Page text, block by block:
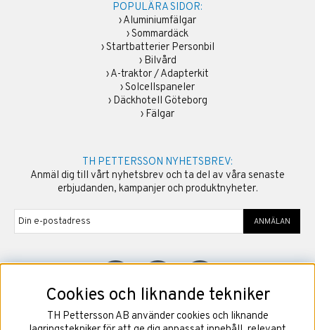
POPULÄRA SIDOR:
›Aluminiumfälgar
›Sommardäck
›Startbatterier Personbil
› Bilvård
›A-traktor / Adapterkit
›Solcellspaneler
› Däckhotell Göteborg
› Fälgar
TH PETTERSSON NYHETSBREV:
Anmäl dig till vårt nyhetsbrev och ta del av våra senaste
erbjudanden, kampanjer och produktnyheter.
ANMÄLAN
©2026Copyright TH Pettersson AB
Cookies och liknande tekniker
TH Pettersson AB använder cookies och liknande